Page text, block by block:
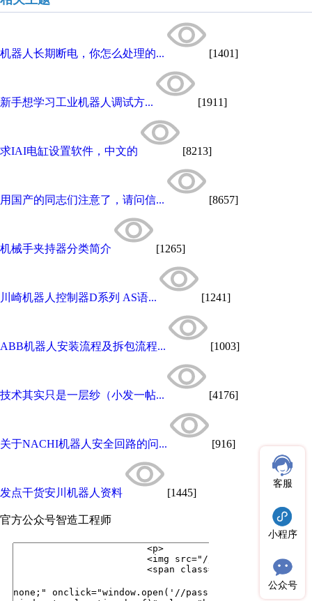
机器人长期断电，你怎么处理的... [1401]
新手想学习工业机器人调试方... [1911]
求IAI电缸设置软件，中文的 [8213]
用国产的同志们注意了，请问信... [8657]
机械手夹持器分类简介 [1265]
川崎机器人控制器D系列 AS语... [1241]
ABB机器人安装流程及拆包流程... [1003]
技术其实只是一层纱（小发一帖... [4176]
关于NACHI机器人安全回路的问... [916]
发点干货安川机器人资料 [1445]
官方公众号智造工程师
客服
小程序
公众号